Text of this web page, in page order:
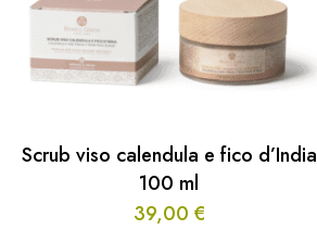
Scrub viso calendula e fico d’India
100 ml
39,00 €